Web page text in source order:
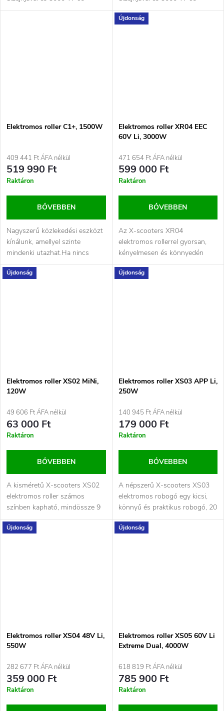
motorjával kápráztat el, amely
motorjával kápráztat el, amely
erős...
Elektromos roller C1+, 1500W
409 441 Ft ÁFA nélkül
519 990 Ft
Raktáron
BŐVEBBEN
Nagyszerű közlekedési eszközt
kínálunk, amellyel szinte
mindenki utazhat.Ha nincs
jogosítványa, vagy időben
leadta,...
Újdonság
Elektromos roller XR04 EEC
60V Li, 3000W
471 654 Ft ÁFA nélkül
599 000 Ft
Raktáron
BŐVEBBEN
Az X-scooters XR04
elektromos rollerrel gyorsan,
kényelmesen és könnyedén
szállíthatsz akár 35 km-es
távolságot...
Újdonság
Elektromos roller XS02 MiNi,
120W
49 606 Ft ÁFA nélkül
63 000 Ft
Raktáron
BŐVEBBEN
A kisméretű X-scooters XS02
elektromos roller számos
színben kapható, mindössze 9
kg súlyú, akár 15 km/h-s...
Újdonság
Elektromos roller XS03 APP Li,
250W
140 945 Ft ÁFA nélkül
179 000 Ft
Raktáron
BŐVEBBEN
A népszerű X-scooters XS03
elektromos robogó egy kicsi,
könnyű és praktikus robogó, 20
km-es hatótávval és 25 km/h...
Újdonság
Elektromos roller XS04 48V Li,
550W
282 677 Ft ÁFA nélkül
359 000 Ft
Raktáron
Újdonság
Elektromos roller XS05 60V Li
Extreme Dual, 4000W
618 819 Ft ÁFA nélkül
785 900 Ft
Raktáron